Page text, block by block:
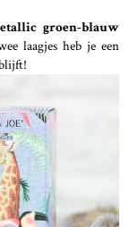
groen-blauw
laagjes heb je een